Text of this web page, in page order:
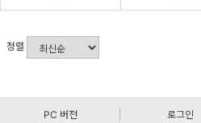
정렬
PC 버전 로그인